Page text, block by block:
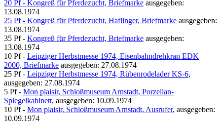
20 Pf - Kongreß für Pferdezucht, Briefmarke ausgegeben:
13.08.1974
25 Pf - Kongreß für Pferdezucht, Haflinger, Briefmarke ausgegeben:
13.08.1974
35 Pf - Kongreß für Pferdezucht, Briefmarke ausgegeben:
13.08.1974
10 Pf - Leipziger Herbstmesse 1974, Eisenbahndrehkran EDK
2000, Briefmarke ausgegeben: 27.08.1974
25 Pf - Leipziger Herbstmesse 1974, Rübenrodelader KS-6,
ausgegeben: 27.08.1974
5 Pf - Mon plaisir, Schloßmuseum Arnstadt, Porzellan-
Spiegelkabinett, ausgegeben: 10.09.1974
10 Pf - Mon plaisir, Schloßmuseum Arnstadt, Ausrufer, ausgegeben:
10.09.1974